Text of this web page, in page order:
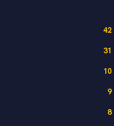
42
31
10
9
8